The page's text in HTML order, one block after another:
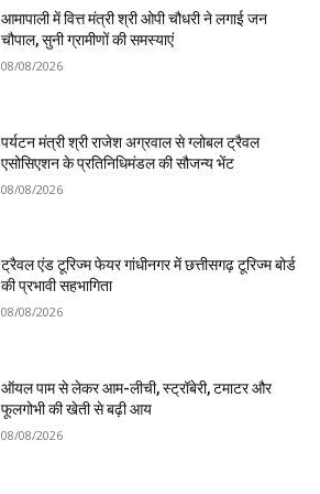
आमापाली में वित्त मंत्री श्री ओपी चौधरी ने लगाई जन
चौपाल, सुनी ग्रामीणों की समस्याएं
08/08/2026
पर्यटन मंत्री श्री राजेश अग्रवाल से ग्लोबल ट्रैवल
एसोसिएशन के प्रतिनिधिमंडल की सौजन्य भेंट
08/08/2026
ट्रैवल एंड टूरिज्म फेयर गांधीनगर में छत्तीसगढ़ टूरिज्म बोर्ड
की प्रभावी सहभागिता
08/08/2026
ऑयल पाम से लेकर आम-लीची, स्ट्रॉबेरी, टमाटर और
फूलगोभी की खेती से बढ़ी आय
08/08/2026